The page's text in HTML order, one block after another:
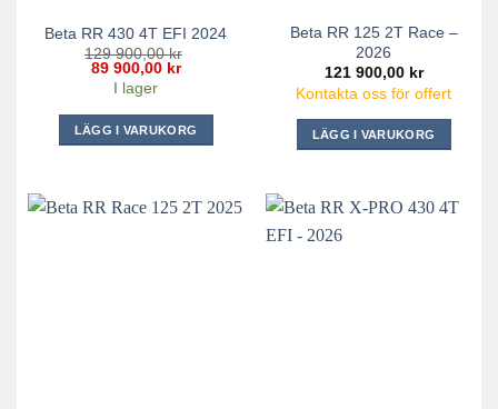
Beta RR 430 4T EFI 2024
129 900,00kr
Det
ursprungliga
priset
129
900,00 kr.
89 900,00 krDet
89
900,00 kr.
I lager
LÄGG I VARUKORG
Beta RR 125 2T Race –
2026
121 900,00 kr
Kontakta oss för offert
LÄGG I VARUKORG